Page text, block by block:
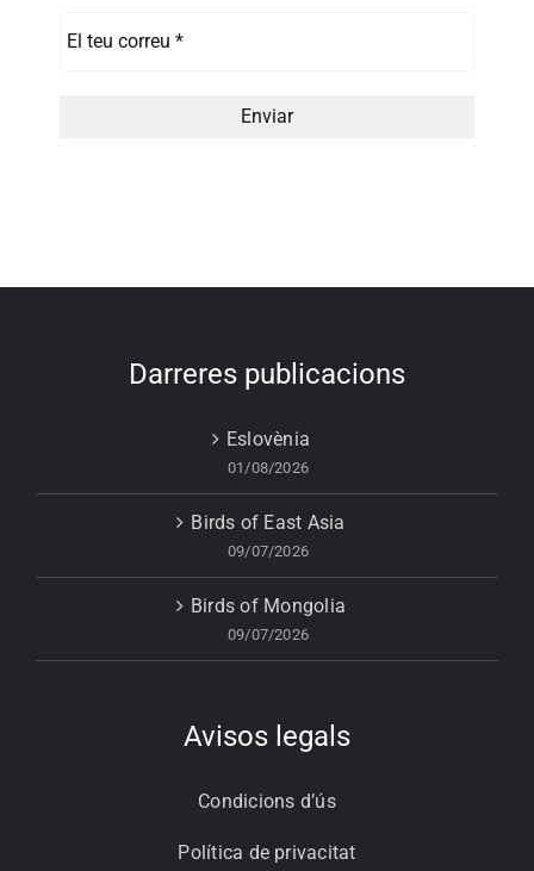
Darreres publicacions
Eslovènia
01/08/2026
Birds of East Asia
09/07/2026
Birds of Mongolia
09/07/2026
Avisos legals
Condicions d’ús
Política de privacitat